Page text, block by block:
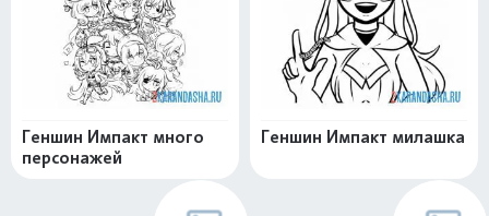
Геншин Импакт много
персонажей
Геншин Импакт милашка